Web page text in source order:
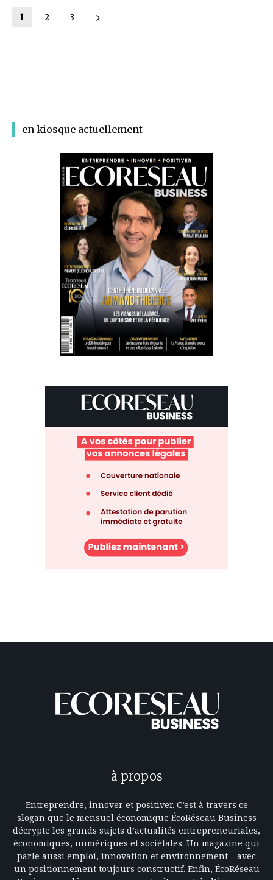
1 2 3
en kiosque actuellement
à propos
Entreprendre, innover et positiver. C’est à travers ce
slogan que le mensuel économique ÉcoRéseau Business
décrypte les grands sujets d’actualités entrepreneuriales,
économiques, numériques et sociétales. Un magazine qui
parle aussi emploi, innovation et environnement – avec
un positionnement toujours constructif. Enfin, ÉcoRéseau